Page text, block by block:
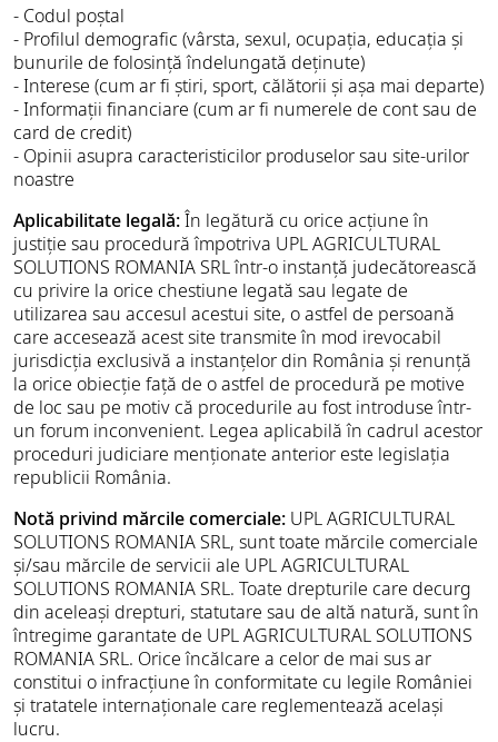
- Codul poștal
- Profilul demografic (vârsta, sexul, ocupația, educația și
bunurile de folosință îndelungată deținute)
- Interese (cum ar fi știri, sport, călătorii și așa mai departe)
- Informații financiare (cum ar fi numerele de cont sau de
card de credit)
- Opinii asupra caracteristicilor produselor sau site-urilor
noastre
Aplicabilitate legală:În legătură cu orice acțiune în
justiție sau procedură împotriva UPL AGRICULTURAL
SOLUTIONS ROMANIA SRL într-o instanță judecătorească
cu privire la orice chestiune legată sau legate de
utilizarea sau accesul acestui site, o astfel de persoană
care accesează acest site transmite în mod irevocabil
jurisdicția exclusivă a instanțelor din România și renunță
la orice obiecție față de o astfel de procedură pe motive
de loc sau pe motiv că procedurile au fost introduse într-
un forum inconvenient. Legea aplicabilă în cadrul acestor
proceduri judiciare menționate anterior este legislația
republicii România.
Notă privind mărcile comerciale: UPL AGRICULTURAL
SOLUTIONS ROMANIA SRL, sunt toate mărcile comerciale
și/sau mărcile de servicii ale UPL AGRICULTURAL
SOLUTIONS ROMANIA SRL. Toate drepturile care decurg
din aceleași drepturi, statutare sau de altă natură, sunt în
întregime garantate de UPL AGRICULTURAL SOLUTIONS
ROMANIA SRL. Orice încălcare a celor de mai sus ar
constitui o infracțiune în conformitate cu legile României
și tratatele internaționale care reglementează același
lucru.